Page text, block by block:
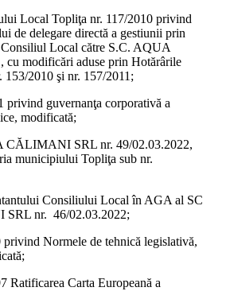
Local Topliţa nr. 117/2010 privind
de delegare directă a gestiunii prin
Consiliul Local către S.C. AQUA
modificări aduse prin Hotărârile
2010 şi nr. 157/2011;
privind guvernanţa corporativă a
modificată;
CĂLIMANI SRL nr. 49/02.03.2022,
municipiului Topliţa sub nr.
Consiliului Local în AGA al SC
nr. 46/02.03.2022;
privind Normele de tehnică legislativă,
Ratificarea Carta Europeană a